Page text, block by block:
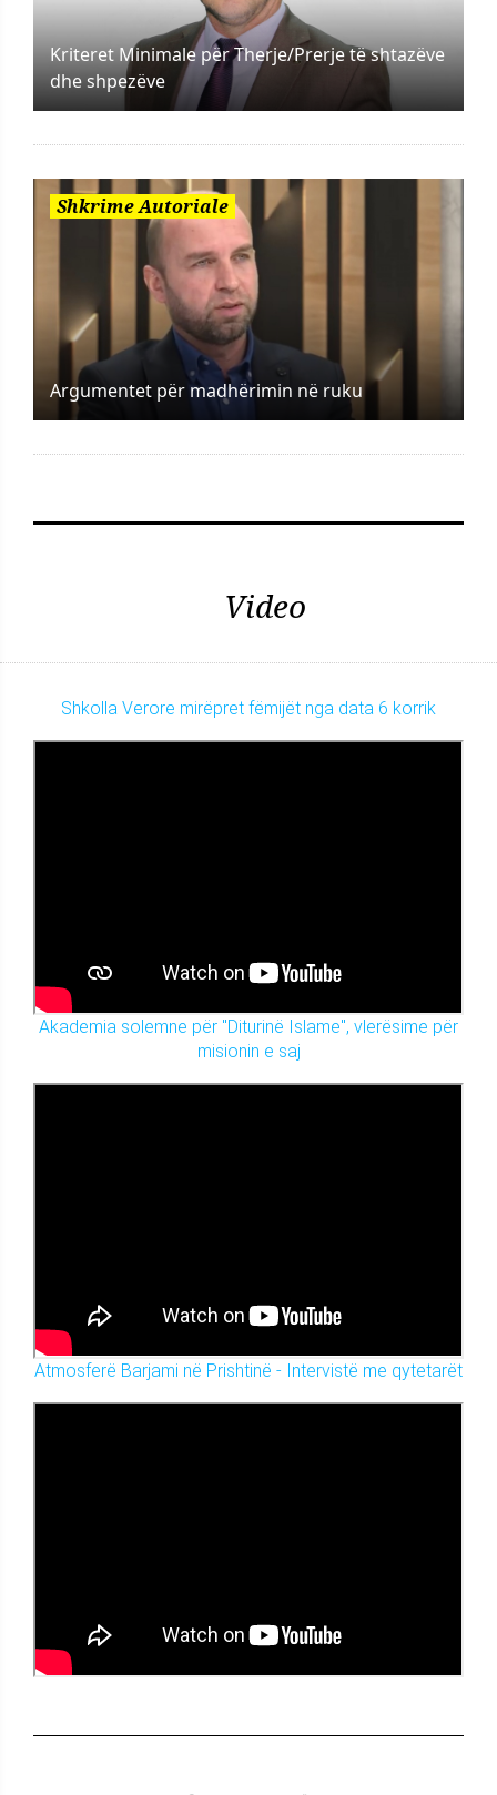
Kriteret Minimale për Therje/Prerje të shtazëve
dhe shpezëve
Shkrime Autoriale
Argumentet për madhërimin në ruku
Video
Shkolla Verore mirëpret fëmijët nga data 6 korrik
Akademia solemne për "Diturinë Islame", vlerësime për
misionin e saj
Atmosferë Barjami në Prishtinë - Intervistë me qytetarët